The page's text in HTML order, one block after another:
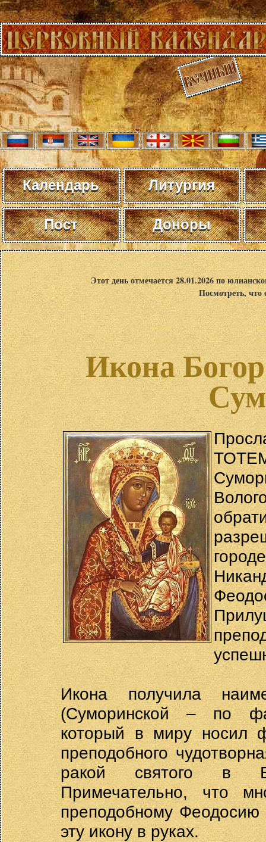
Календарь Литургия
Пост Доноры
Этот день отмечается 28.01.2026 по
Посмотреть,
Икона
Икона получила
(Суморинской – по
который в миру носил
преподобного
ракой святого в
Примечательно, что
преподобному
эту икону в руках.